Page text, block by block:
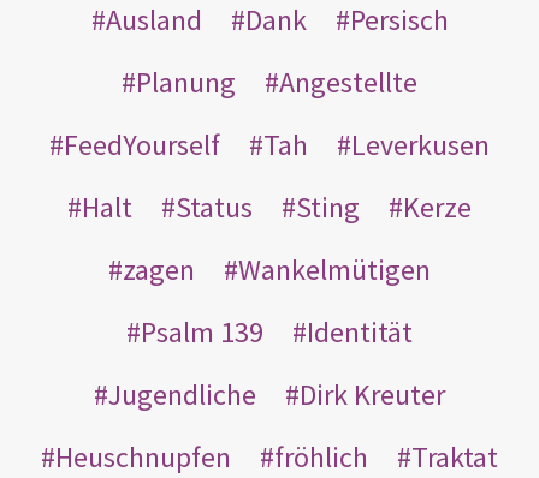
Ausland Dank
Persisch
Planung
Angestellte
FeedYourself
Tah
Leverkusen
Halt
Status Sting
Kerze
zagen
Wankelmütigen
Psalm 139
Identität
Jugendliche
Dirk Kreuter
Heuschnupfen
fröhlich
Traktat